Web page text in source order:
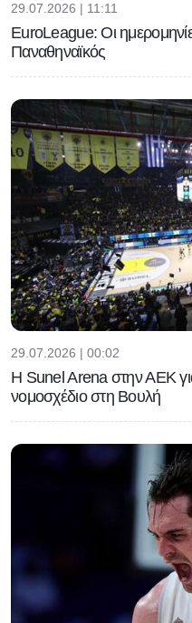
29.07.2026 | 11:11
EuroLeague: Οι
Παναθηναϊκός
29.07.2026 | 00:02
Η Sunel Arena στην ΑΕΚ
νομοσχέδιο στη Βουλή